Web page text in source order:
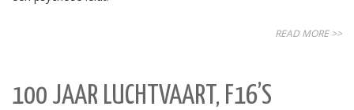
READ MORE >>
100 JAAR LUCHTVAART, F16’S